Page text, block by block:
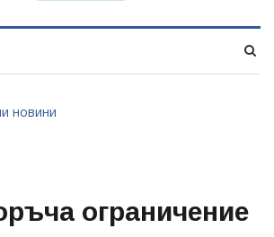
новини
ограничение